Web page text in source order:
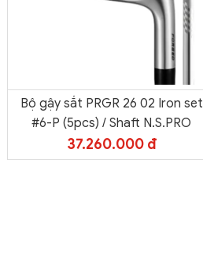
Bộ gậy sắt PRGR 26 02 Iron set
#6-P (5pcs) / Shaft N.S.PRO
37.260.000 đ